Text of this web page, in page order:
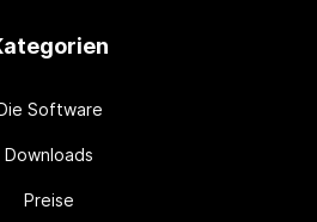
Software
Downloads
Preise